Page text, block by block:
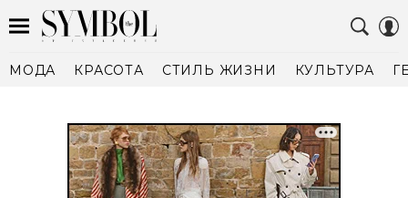
МОДА КРАСОТА СТИЛЬ ЖИЗНИ КУЛЬТУРА